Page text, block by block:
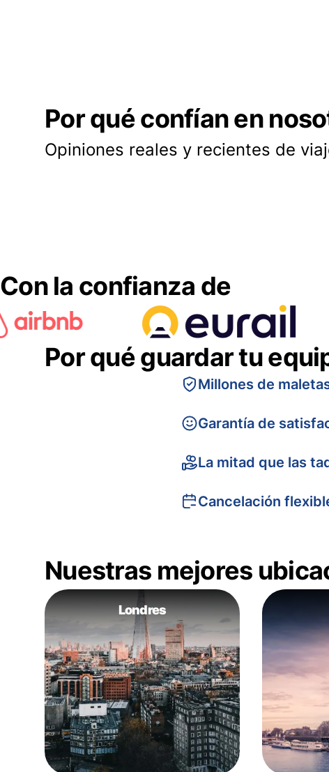
Por qué confían en
Opiniones reales y recientes de
Con la confianza de
Por qué guardar tu
Millones de
Garantía de
La mitad que las
Cancelación
Nuestras mejores
Londres